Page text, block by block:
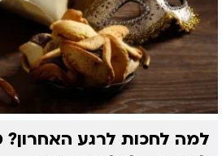
למה לחכות לרגע האחרון?